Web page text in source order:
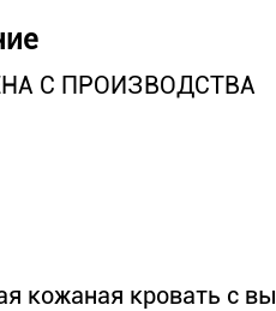
С ПРОИЗВОДСТВА
кожаная кровать с